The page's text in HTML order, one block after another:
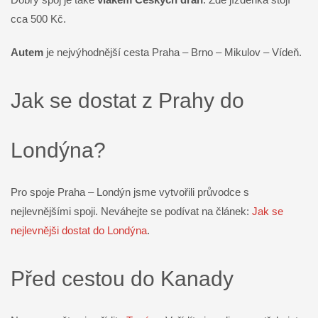
cca 500 Kč.
Autem je nejvýhodnější cesta Praha – Brno – Mikulov – Vídeň.
Jak se dostat z Prahy do
Londýna?
Pro spoje Praha – Londýn jsme vytvořili průvodce s
nejlevnějšími spoji. Neváhejte se podívat na článek: Jak se
nejlevnějši dostat do Londýna.
Před cestou do Kanady